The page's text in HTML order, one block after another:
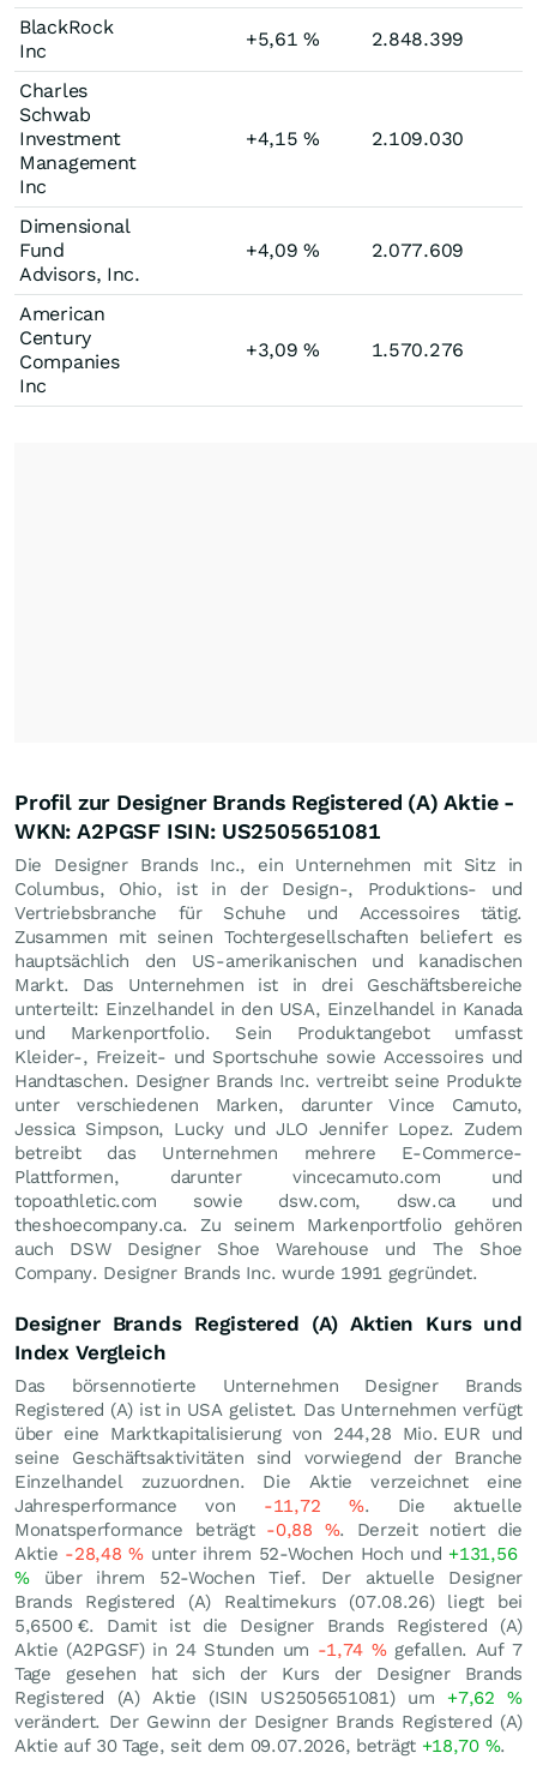
BlackRock
Inc
+5,61% 2.848.399
Charles
Schwab
Investment
Management
Inc
+4,15% 2.109.030
Dimensional
Fund
Advisors, Inc.
+4,09% 2.077.609
American
Century
Companies
Inc
+3,09% 1.570.276
Profil zur Designer Brands Registered (A) Aktie -
WKN: A2PGSF ISIN: US2505651081
Die Designer Brands Inc., ein Unternehmen mit Sitz in
Columbus, Ohio, ist in der Design-, Produktions- und
Vertriebsbranche für Schuhe und Accessoires tätig.
Zusammen mit seinen Tochtergesellschaften beliefert es
hauptsächlich den US-amerikanischen und kanadischen
Markt. Das Unternehmen ist in drei Geschäftsbereiche
unterteilt: Einzelhandel in den USA, Einzelhandel in Kanada
und Markenportfolio. Sein Produktangebot umfasst
Kleider-, Freizeit- und Sportschuhe sowie Accessoires und
Handtaschen. Designer Brands Inc. vertreibt seine Produkte
unter verschiedenen Marken, darunter Vince Camuto,
Jessica Simpson, Lucky und JLO Jennifer Lopez. Zudem
betreibt das Unternehmen mehrere E-Commerce-
Plattformen, darunter vincecamuto.com und
topoathletic.com sowie dsw.com, dsw.ca und
theshoecompany.ca. Zu seinem Markenportfolio gehören
auch DSW Designer Shoe Warehouse und The Shoe
Company. Designer Brands Inc. wurde 1991 gegründet.
Designer Brands Registered (A) Aktien Kurs und
Index Vergleich
Das börsennotierte Unternehmen Designer Brands
Registered (A) ist in USA gelistet. Das Unternehmen verfügt
über eine Marktkapitalisierung von 244,28 Mio. EUR und
seine Geschäftsaktivitäten sind vorwiegend der Branche
Einzelhandel zuzuordnen. Die Aktie verzeichnet eine
Jahresperformance von -11,72 %. Die aktuelle
Monatsperformance beträgt -0,88 %. Derzeit notiert die
Aktie -28,48% unter ihrem 52-Wochen Hoch und +131,56
%über ihrem 52-Wochen Tief. Der aktuelle Designer
Brands Registered (A) Realtimekurs (07.08.26) liegt bei
5,6500 €. Damit ist die Designer Brands Registered (A)
Aktie (A2PGSF) in 24 Stunden um -1,74 %gefallen. Auf 7
Tage gesehen hat sich der Kurs der Designer Brands
Registered (A) Aktie (ISIN US2505651081) um +7,62%
verändert. Der Gewinn der Designer Brands Registered (A)
Aktie auf 30 Tage, seit dem 09.07.2026, beträgt +18,70 %.